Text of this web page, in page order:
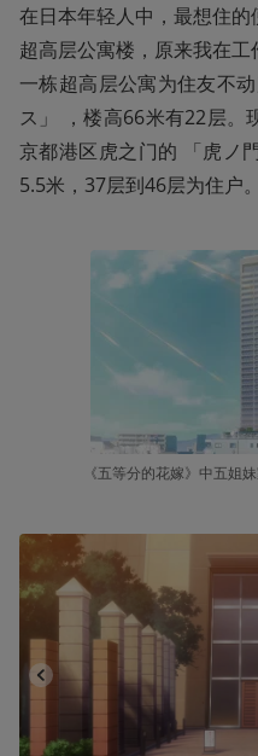
在日本年轻人中，最想住
超高层公寓楼，原来我在
一栋超高层公寓为住友不
ス」 ，楼高66米有22层。
京都港区虎之门的 「虎ノ
5.5米，37层到46层为住户。
《五等分的花嫁》中五姐